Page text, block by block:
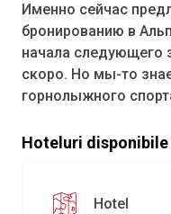
Именно сейчас
бронированию в
начала следующего
скоро. Но мы-то
горнолыжного
Hoteluri disponibile
Hotel